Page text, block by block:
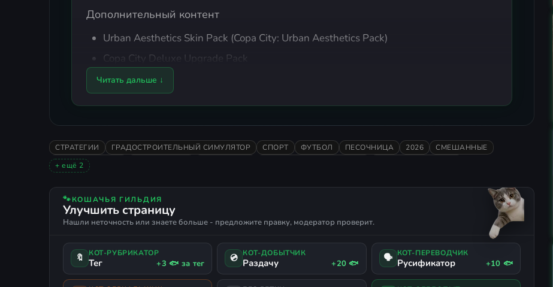
Дополнительный контент
Urban Aesthetics Skin Pack (Copa City: Urban Aesthetics Pack)
Copa City Deluxe Upgrade Pack
TIFO Pack (Copa City: Elite Tifo Collection)
Читать дальше ↓
СТРАТЕГИИ ГРАДОСТРОИТЕЛЬНЫЙ СИМУЛЯТОР СПОРТ ФУТБОЛ ПЕСОЧНИЦА 2026
СМЕШАННЫЕ
СТРОИТЕЛЬСТВО
+ ещё 2
🐾КОШАЧЬЯ ГИЛЬДИЯ
Улучшить страницу
Нашли неточность или знаете больше - предложите правку, модератор проверит.
🔖 КОТ-РУБРИКАТОР
Тег +3 🐟 за тег 💿 КОТ-ДОБЫТЧИК
Раздачу +20 🐟 🗣 КОТ-ПЕРЕВОДЧИК
Русификатор +10 🐟